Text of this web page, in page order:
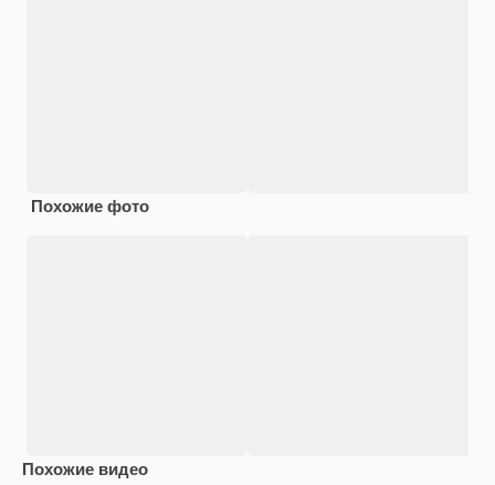
Похожие фото
Похожие видео